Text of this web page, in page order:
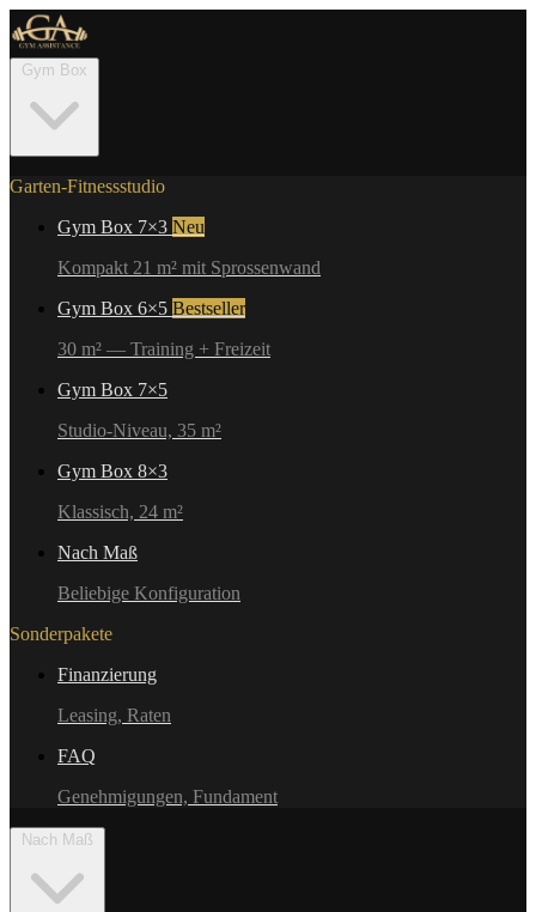
Garten-Fitnessstudio
Gym Box 7×3 Neu
Kompakt 21 m² mit Sprossenwand
Gym Box 6×5 Bestseller
30 m² — Training + Freizeit
Gym Box 7×5
Studio-Niveau, 35 m²
Gym Box 8×3
Klassisch, 24 m²
Nach Maß
Beliebige Konfiguration
Sonderpakete
Finanzierung
Leasing, Raten
FAQ
Genehmigungen, Fundament